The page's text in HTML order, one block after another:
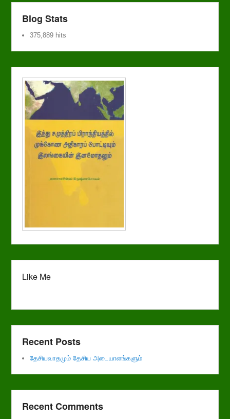
Blog Stats
375,889 hits
Like Me
Recent Posts
தேசியவாதமும் தேசிய அடையாளங்களும்
Recent Comments